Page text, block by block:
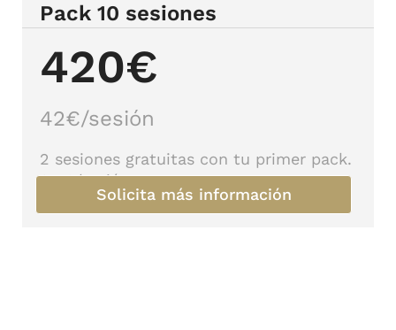
Pack 10 sesiones
420€
42€/sesión
2 sesiones gratuitas con tu primer pack.
35 €/sesión
Solicita más información